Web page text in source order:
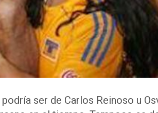
ser de Carlos Reinoso u